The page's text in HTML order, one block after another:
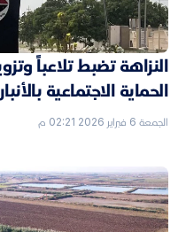
الحماية الاجتماعية بالأنبار
الجمعة 6 فبراير 2026 02:21 م